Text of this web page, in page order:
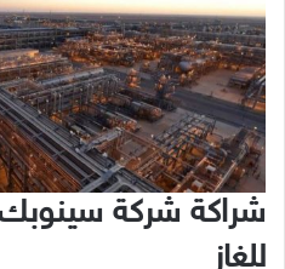
شراكة شركة
للغاز